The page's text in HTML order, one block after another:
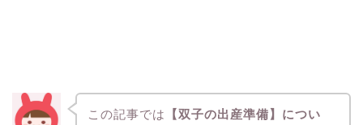
この記事では
【双子の出産準備】につい